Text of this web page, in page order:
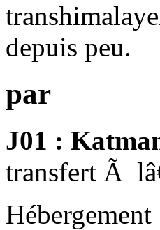
depuis peu.
par
J01 :
transfert Ã